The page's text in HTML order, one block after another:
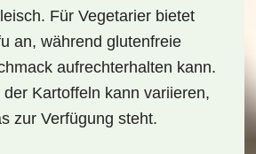
. Für Vegetarier bietet
an, während glutenfreie
aufrechterhalten kann.
Kartoffeln kann variieren,
zur Verfügung steht.